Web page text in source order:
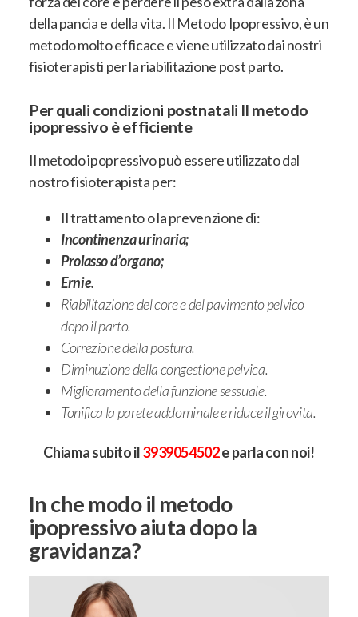
della pancia e della vita. Il Metodo Ipopressivo, è un
metodo molto efficace e viene utilizzato dai nostri
fisioterapisti per la riabilitazione post parto.
Per quali condizioni postnatali Il metodo
ipopressivo è efficiente
Il metodo ipopressivo può essere utilizzato dal
nostro fisioterapista per:
Il trattamento o la prevenzione di:
Incontinenza urinaria;
Prolasso d’organo;
Ernie.
Riabilitazione del core e del pavimento pelvico
dopo il parto.
Correzione della postura.
Diminuzione della congestione pelvica.
Miglioramento della funzione sessuale.
Tonifica la parete addominale e riduce il girovita.
Chiama subito il3939054502e parla con noi!
In che modo il metodo
ipopressivo aiuta dopo la
gravidanza?